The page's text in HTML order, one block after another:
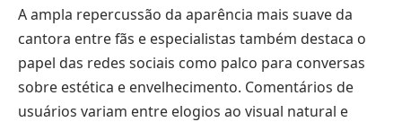
A ampla repercussão da aparência mais suave da
cantora entre fãs e especialistas também destaca o
papel das redes sociais como palco para conversas
sobre estética e envelhecimento. Comentários de
usuários variam entre elogios ao visual natural e